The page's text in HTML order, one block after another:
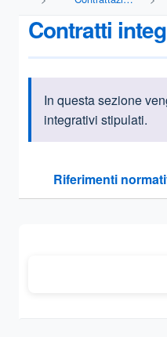
Contratti
Informazioni
In questa sezione
integrativi stipulati.
Riferimenti
Sezione compressa